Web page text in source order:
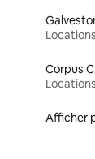
Corpus
Afficher